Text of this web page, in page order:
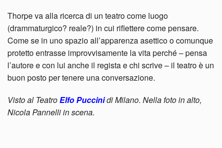
Thorpe va alla ricerca di un teatro come luogo
(drammaturgico? reale?) in cui riflettere come pensare.
Come se in uno spazio all’apparenza asettico o comunque
protetto entrasse improvvisamente la vita perché – pensa
l’autore e con lui anche il regista e chi scrive – il teatro è un
buon posto per tenere una conversazione.
Visto al TeatroElfo Puccinidi Milano. Nella foto in alto,
Nicola Pannelli in scena.